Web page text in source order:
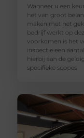
Wanneer u een
het van groot
maken met het
bedrijf werkt op
voorkomen is het
inspectie een
hierbij aan de
specifieke scopes